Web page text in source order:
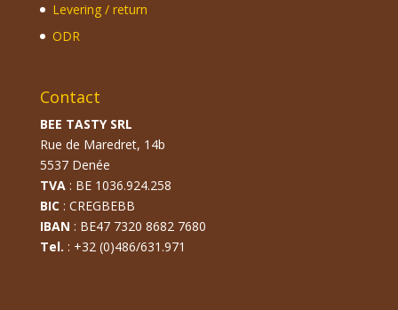
Levering / return
ODR
Contact
BEE TASTY SRL
Rue de Maredret, 14b
5537 Denée
TVA: BE 1036.924.258
BIC: CREGBEBB
IBAN : BE47 7320 8682 7680
Tel. : +32 (0)486/631.971